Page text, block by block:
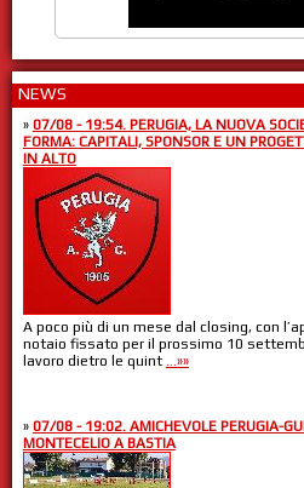
NEWS
» 07/08 - 19:54. PERUGIA, LA NUOVA
FORMA: CAPITALI, SPONSOR E UN
IN ALTO
A poco più di un mese dal closing, con
notaio fissato per il prossimo 10
lavoro dietro le quint ...»»
» 07/08 - 19:02. AMICHEVOLE PERUGIA-
MONTECELIO A BASTIA